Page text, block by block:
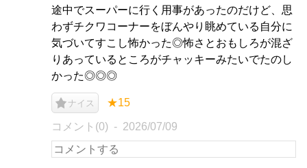
途中でスーパーに行く用事があったのだけど、思
わずチクワコーナーをぼんやり眺めている自分に
気づいてすこし怖かった◎怖さとおもしろが混ざ
りあっているところがチャッキーみたいでたのし
かった◎◎◎
ナイス ★15
コメント(0) 2026/07/09